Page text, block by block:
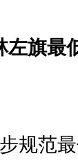
左旗最
规范